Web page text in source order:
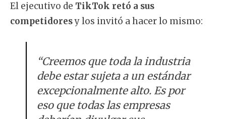
El ejecutivo de TikTok retó a sus
competidoresy los invitó a hacer lo mismo:
“Creemos que toda la industria
debe estar sujeta a un estándar
excepcionalmente alto. Es por
eso que todas las empresas